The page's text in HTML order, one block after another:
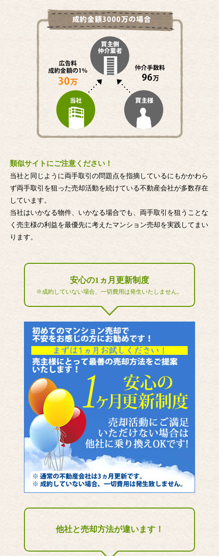
類似サイトにご注意ください！
当社と同じように両手取引の問題点を指摘しているにもかかわら
ず両手取引を狙った売却活動を続けている不動産会社が多数存在
しています。
当社はいかなる物件、いかなる場合でも、両手取引を狙うことな
く売主様の利益を最優先に考えたマンション売却を実践してまい
ります。
安心の1ヵ月更新制度
※成約していない場合、一切費用は発生いたしません。
他社と売却方法が違います！